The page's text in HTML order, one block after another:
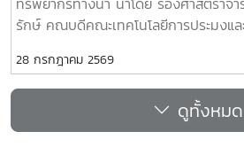
higher education institutions and
industrial expertise, the Faculty
skills, and entrepreneurial
meet the evolving demands of the
and their shared vision of
Fisheries Technology and Aquatic
academic excellence while
benefits for the fisheries sector
serve as a vital bridge connecting
with professional practice, while
สร้างฐานข้อมูลทางนิเวศและสังคมเพื่อ
นโยบายด้านการจัดการทรัพยากรธรรมช
แม่โจ้ในการสร้างความร่วมมือด้านวิจัยใ
รณาการองค์ความรู้ร่วมกับเครือข่ายต่า
วิจัยที่ตอบโจทย์การอนุรักษ์ทรัพยากรธร
อาหาร และการพัฒนาที่ยั่งยืนของภูมิภา
Resources Joins Royal Tribute
รักษ์ คณบดีคณะเทคโนโลยีการประมงแ
เฉลิมพระเกียรติและถวายพระพรชัยมงค
เมนทรรามาธิบดีศรีสินทรมหาวชิราลงก
เนื่องในโอกาสวันเฉลิมพระชนมพรรษา
นี้ ผู้เข้าร่วมพิธีได้ร่วมแสดงความจงรักภั
28 กรกฎาคม 2569
ดูทั้งหมด